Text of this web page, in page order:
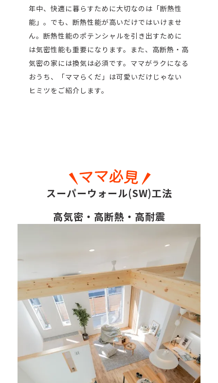
年中、快適に暮らすために大切なのは「断熱性
能」。でも、断熱性能が高いだけではいけませ
ん。断熱性能のポテンシャルを引き出すために
は気密性能も重要になります。また、高断熱・高
気密の家には換気は必須です。ママがラクになる
おうち、「ママらくだ」は可愛いだけじゃない
ヒミツをご紹介します。
スーパーウォール(SW)工法
高気密・高断熱・高耐震